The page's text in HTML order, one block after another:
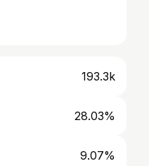
193.3k
28.03%
9.07%